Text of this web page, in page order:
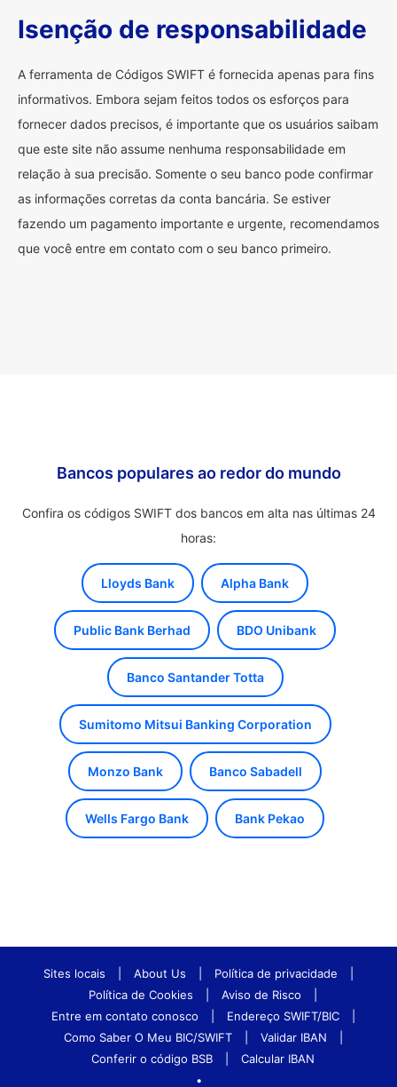
Isenção de responsabilidade
A ferramenta de Códigos SWIFT é fornecida apenas para fins
informativos. Embora sejam feitos todos os esforços para
fornecer dados precisos, é importante que os usuários saibam
que este site não assume nenhuma responsabilidade em
relação à sua precisão. Somente o seu banco pode confirmar
as informações corretas da conta bancária. Se estiver
fazendo um pagamento importante e urgente, recomendamos
que você entre em contato com o seu banco primeiro.
Bancos populares ao redor do mundo
Confira os códigos SWIFT dos bancos em alta nas últimas 24
horas:
Lloyds Bank Alpha Bank
Public Bank Berhad BDO Unibank
Banco Santander Totta
Sumitomo Mitsui Banking Corporation
Monzo Bank Banco Sabadell
Wells Fargo Bank Bank Pekao
Sites locais About Us Política de privacidade
Política de Cookies
Aviso de Risco
Entre em contato conosco
Endereço SWIFT/BIC
Como Saber O Meu BIC/SWIFT
Validar IBAN
Conferir o código BSB
Calcular IBAN
•